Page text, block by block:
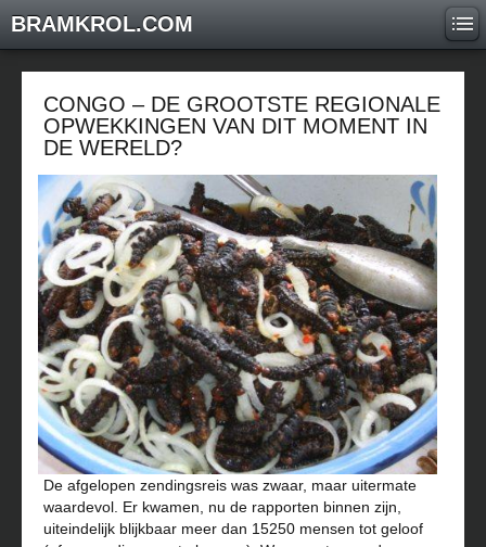
BRAMKROL.COM
CONGO – DE GROOTSTE REGIONALE
OPWEKKINGEN VAN DIT MOMENT IN
DE WERELD?
De afgelopen zendingsreis was zwaar, maar uitermate
waardevol. Er kwamen, nu de rapporten binnen zijn,
uiteindelijk blijkbaar meer dan 15250 mensen tot geloof